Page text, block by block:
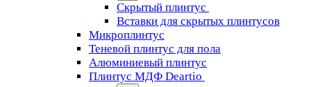
Скрытый плинтус
Вставки для скрытых плинтусов
Микроплинтус
Теневой плинтус для пола
Алюминиевый плинтус
Плинтус МДФ Deartio